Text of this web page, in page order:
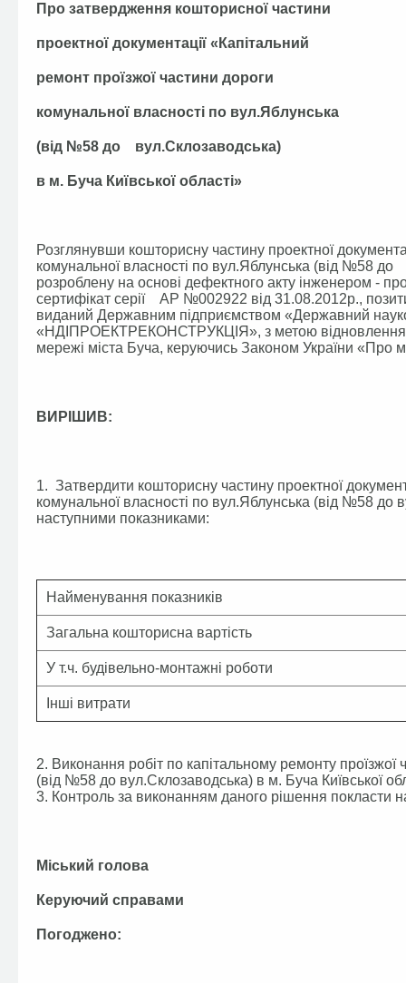
Про затвердження кошторисної частини
проектної документації «Капітальний
ремонт проїзжої частини дороги
комунальної власності по вул.Яблунська
(від №58 до вул.Склозаводська)
в м. Буча Київської області»
Розглянувши кошторисну частину проектної
комунальної власності по вул.Яблунська (від №58 до
розроблену на основі дефектного акту інженером -
сертифікат серії АР №002922 від 31.08.2012р.,
виданий Державним підприємством «Державний
«НДІПРОЕКТРЕКОНСТРУКЦІЯ», з метою відновлення
мережі міста Буча, керуючись Законом України «Про
ВИРІШИВ:
1. Затвердити кошторисну частину проектної
комунальної власності по вул.Яблунська (від №58 до
наступними показниками:
Найменування показників
Загальна кошторисна вартість
У т.ч. будівельно-монтажні роботи
Інші витрати
2. Виконання робіт по капітальному ремонту
(від №58 до вул.Склозаводська) в м. Буча Київської
3. Контроль за виконанням даного рішення
Міський
Керуючий
Погоджено: